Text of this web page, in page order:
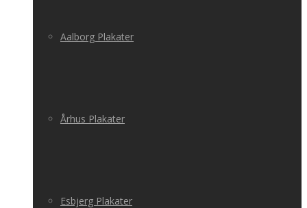
Aalborg Plakater
Århus Plakater
Esbjerg Plakater